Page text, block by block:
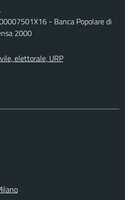
- Banca Popolare di
2000
elettorale, URP